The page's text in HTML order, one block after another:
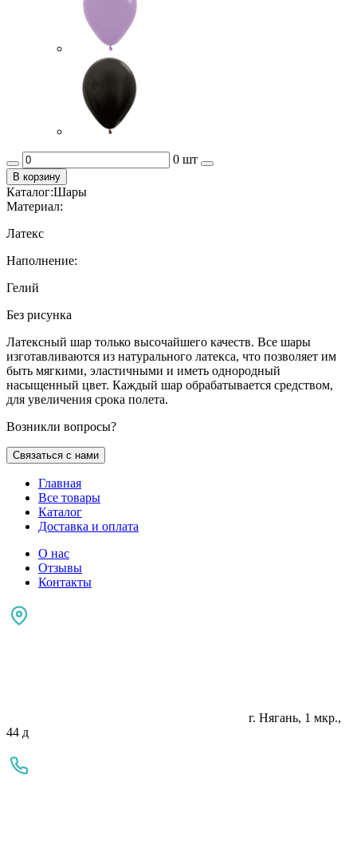
0 шт
В корзину
Каталог:Шары
Материал:
Латекс
Наполнение:
Гелий
Без рисунка
Латексный шар только высочайшего качеств. Все шары
изготавливаются из натурального латекса, что позволяет им
быть мягкими, эластичными и иметь однородный
насыщенный цвет. Каждый шар обрабатывается средством,
для увеличения срока полета.
Возникли вопросы?
Связаться с нами
Главная
Все товары
Каталог
Доставка и оплата
О нас
Отзывы
Контакты
г. Нягань, 1 мкр.,
44 д